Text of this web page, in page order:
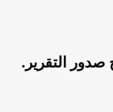
التقرير.